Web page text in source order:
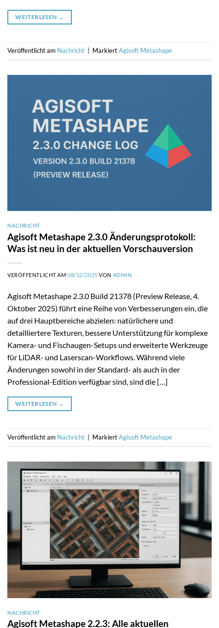
WEITERLESEN →
Veröffentlicht am Nachricht MarkiertAgisoft Metashape
NACHRICHT
Agisoft Metashape 2.3.0 Änderungsprotokoll:
Was ist neu in der aktuellen Vorschauversion
VERÖFFENTLICHT AM08/12/2025 VON ADMIN
Agisoft Metashape 2.3.0 Build 21378 (Preview Release, 4.
Oktober 2025) führt eine Reihe von Verbesserungen ein, die
auf drei Hauptbereiche abzielen: natürlichere und
detailliertere Texturen, bessere Unterstützung für komplexe
Kamera- und Fischaugen-Setups und erweiterte Werkzeuge
für LiDAR- und Laserscan-Workflows. Während viele
Änderungen sowohl in der Standard- als auch in der
Professional-Edition verfügbar sind, sind die […]
WEITERLESEN →
Veröffentlicht am Nachricht MarkiertAgisoft Metashape
NACHRICHT
Agisoft Metashape 2.2.3: Alle aktuellen